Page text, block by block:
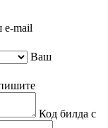
mail
Ваш
Код билда с